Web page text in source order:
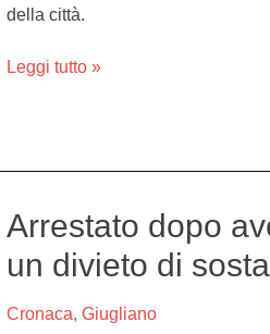
della città.
Leggi tutto »
Arrestato dopo
un divieto di
Cronaca, Giugliano
Arrestato
aver
i